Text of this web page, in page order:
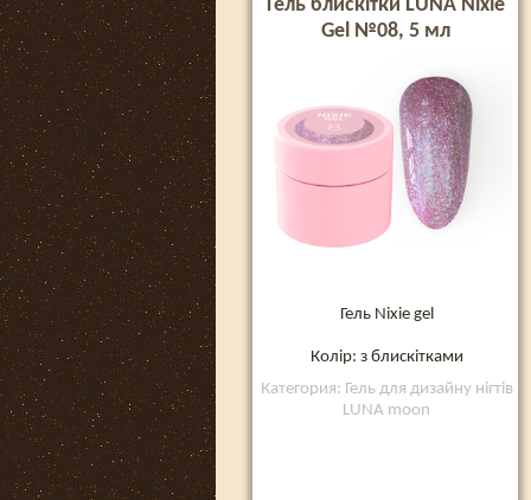
Гель блискітки LUNA Nixie
Gel №08, 5 мл
Гель Nixie gel
Колір: з блискітками
Категория: Гель для дизайну нігтів
LUNA moon